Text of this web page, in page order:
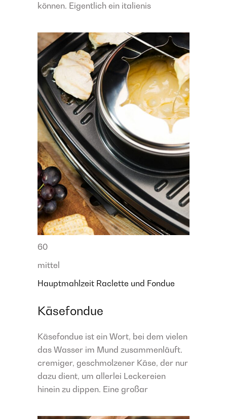
können. Eigentlich ein italienis
60
mittel
Hauptmahlzeit Raclette und Fondue
Käsefondue
Käsefondue ist ein Wort, bei dem vielen
das Wasser im Mund zusammenläuft.
cremiger, geschmolzener Käse, der nur
dazu dient, um allerlei Leckereien
hinein zu dippen. Eine großar